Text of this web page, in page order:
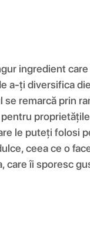
ingredient
a-ți diversifica
remarcă prin
le puteți folosi
ceea ce o
care îi sporesc